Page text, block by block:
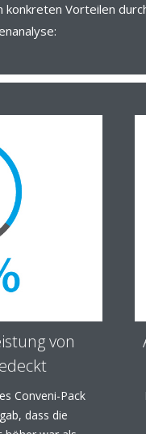
Vorteilen
von
Conveni-Pack
dass die